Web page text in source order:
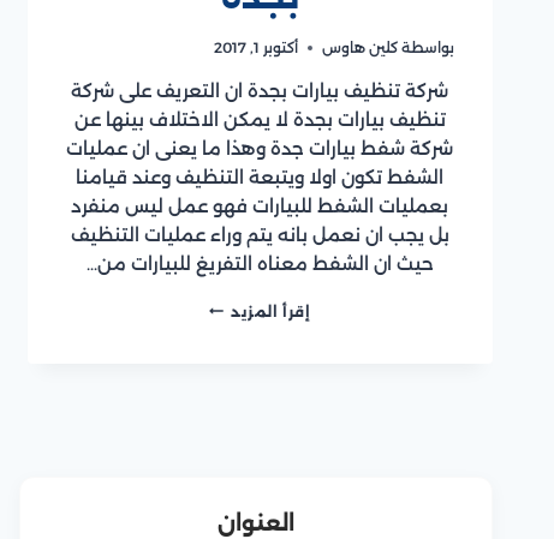
بواسطة كلين هاوس أكتوبر 1, 2017
شركة تنظيف بيارات بجدة ان التعريف على شركة
تنظيف بيارات بجدة لا يمكن الاختلاف بينها عن
شركة شفط بيارات جدة وهذا ما يعنى ان عمليات
الشفط تكون اولا ويتبعة التنظيف وعند قيامنا
بعمليات الشفط للبيارات فهو عمل ليس منفرد
بل يجب ان نعمل بانه يتم وراء عمليات التنظيف
حيث ان الشفط معناه التفريغ للبيارات من…
إقرأ المزيدشركة
العنوان